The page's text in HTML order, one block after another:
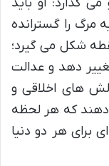
مرگ را گسترانده
شکل می گیرد؛
دهد و عدالت
های اخلاقی و
دهند که هر لحظه
برای هر دو دنیا